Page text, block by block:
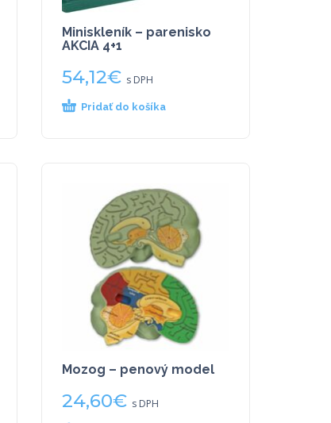
Miniskleník – parenisko
AKCIA 4+1
54,12€ s DPH
Pridať do košíka
Mozog – penový model
24,60€ s DPH